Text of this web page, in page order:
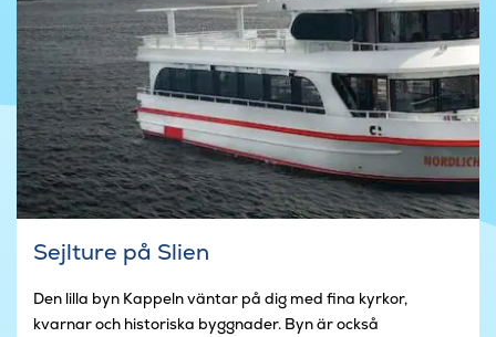
Sejlture på Slien
Den lilla byn Kappeln väntar på dig med fina kyrkor,
kvarnar och historiska byggnader. Byn är också